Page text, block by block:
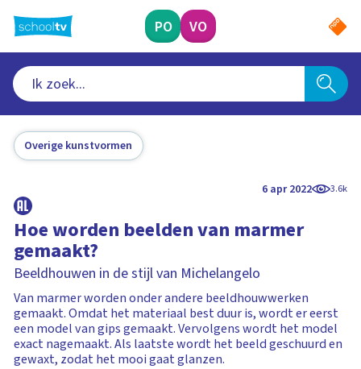
naar
hoofdinhoud
PO VO
Overige kunstvormen
6 apr 2022 3.6k
Hoe worden beelden van marmer
gemaakt?
Beeldhouwen in de stijl van Michelangelo
Van marmer worden onder andere beeldhouwwerken
gemaakt. Omdat het materiaal best duur is, wordt er eerst
een model van gips gemaakt. Vervolgens wordt het model
exact nagemaakt. Als laatste wordt het beeld geschuurd en
gewaxt, zodat het mooi gaat glanzen.